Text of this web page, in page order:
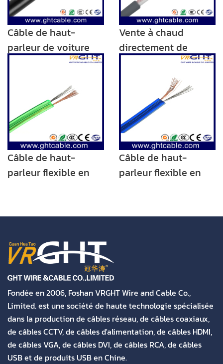
Câble de haut-
parleur de voiture
blindé de haute
Vente à chaud
directement de
l'usine Câble de
haut-parleur audio
RCA transparent de
2,0 mm
Câble de haut-
parleur flexible en
2X30) de haute
Câble de haut-
parleur flexible en
2X30) de haute
Fondée en 2006, Foshan VRGHT Wire and Cable Co.,
Limited. est une société de haute technologie spécialisée
dans la production de câbles réseau, de câbles coaxiaux,
de câbles CCTV, de câbles d'alimentation, de câbles HDMI,
de câbles VGA, de câbles DVI, de câbles RCA, de câbles
USB et de produits USB en Chine.